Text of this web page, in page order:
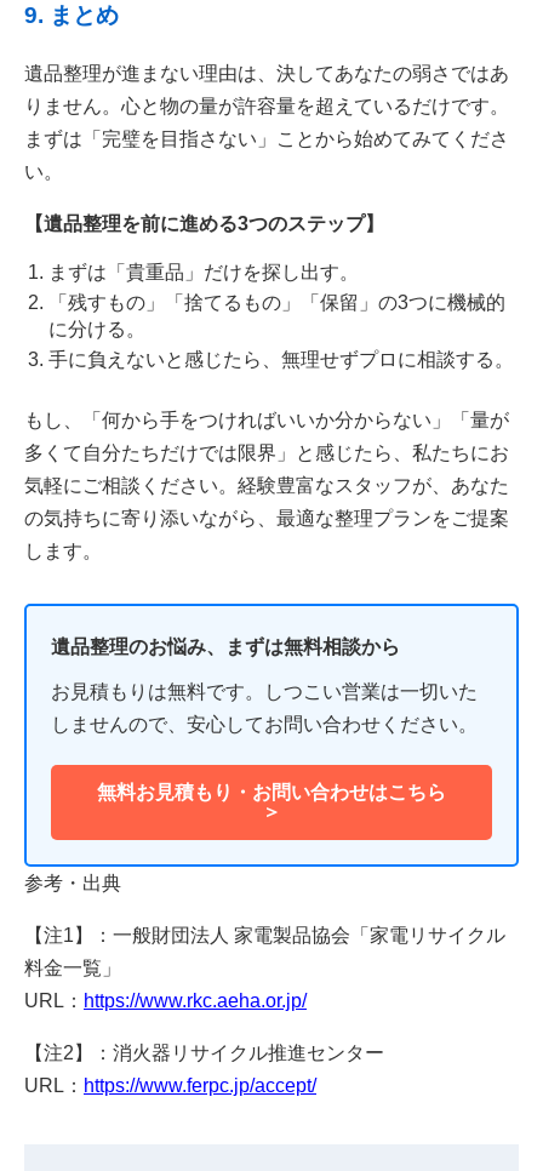
9. まとめ
遺品整理が進まない理由は、決してあなたの弱さではあ
りません。心と物の量が許容量を超えているだけです。
まずは「完璧を目指さない」ことから始めてみてくださ
い。
【遺品整理を前に進める3つのステップ】
まずは「貴重品」だけを探し出す。
「残すもの」「捨てるもの」「保留」の3つに機械的
に分ける。
手に負えないと感じたら、無理せずプロに相談する。
もし、「何から手をつければいいか分からない」「量が
多くて自分たちだけでは限界」と感じたら、私たちにお
気軽にご相談ください。経験豊富なスタッフが、あなた
の気持ちに寄り添いながら、最適な整理プランをご提案
します。
遺品整理のお悩み、まずは無料相談から
お見積もりは無料です。しつこい営業は一切いた
しませんので、安心してお問い合わせください。
無料お見積もり・お問い合わせはこちら
＞
参考・出典
【注1】
：一般財団法人 家電製品協会「家電リサイクル
料金一覧」
URL： https://www.rkc.aeha.or.jp/
【注2】
：消火器リサイクル推進センター
URL： https://www.ferpc.jp/accept/